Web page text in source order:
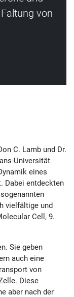
von
C. Lamb und Dr.
Universität
eines
Dabei entdeckten
vielfältige und
Cell, 9.
Sie geben
auch eine
von
Diese
aber nach der